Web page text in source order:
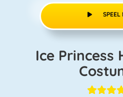
SPEEL
Ice Princess Halloween